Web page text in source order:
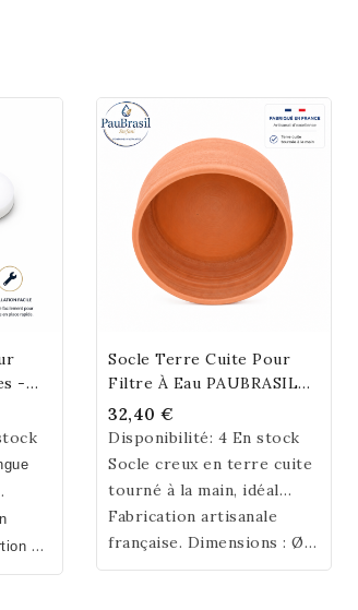
-
de
21
Add To Cart
Socle Terre Cuite Pour
Filtre À Eau PAUBRASIL
Ceramique
32,40 €
Disponibilité: 4 En stock
Socle creux en terre cuite
tourné à la main, idéal
pour surélever les
fontaines en céramique
PauBrasil. Sa cavité peut
Fabrication artisanale
française. Dimensions : Ø
19,5 cm × H 8,5 cm. Poids :